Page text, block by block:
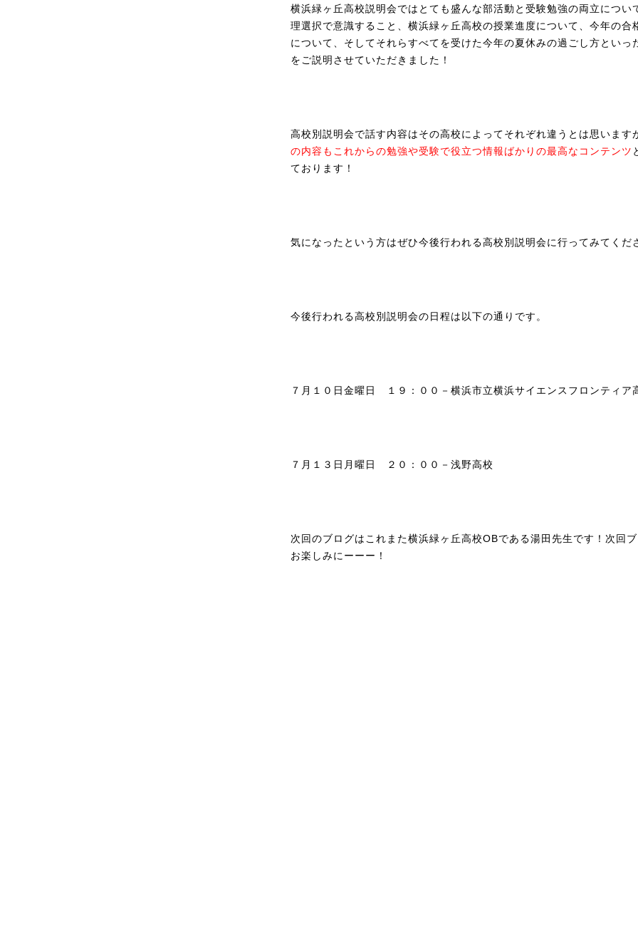
横浜緑ヶ丘高校説明会ではとても盛んな部活動と受験勉強の両立につい
理選択で意識すること、横浜緑ヶ丘高校の授業進度について、今年の合
について、そしてそれらすべてを受けた今年の夏休みの過ごし方といっ
をご説明させていただきました！
高校別説明会で話す内容はその高校によってそれぞれ違うとは思います
の内容もこれからの勉強や受験で役立つ情報ばかりの最高なコンテンツ
ております！
気になったという方はぜひ今後行われる高校別説明会に行ってみてくだ
今後行われる高校別説明会の日程は以下の通りです。
７月１０日金曜日 １９：００－横浜市立横浜サイエンスフロンティア
７月１３日月曜日 ２０：００－浅野高校
次回のブログはこれまた横浜緑ヶ丘高校OBである湯田先生です！次回ブ
お楽しみにーーー！